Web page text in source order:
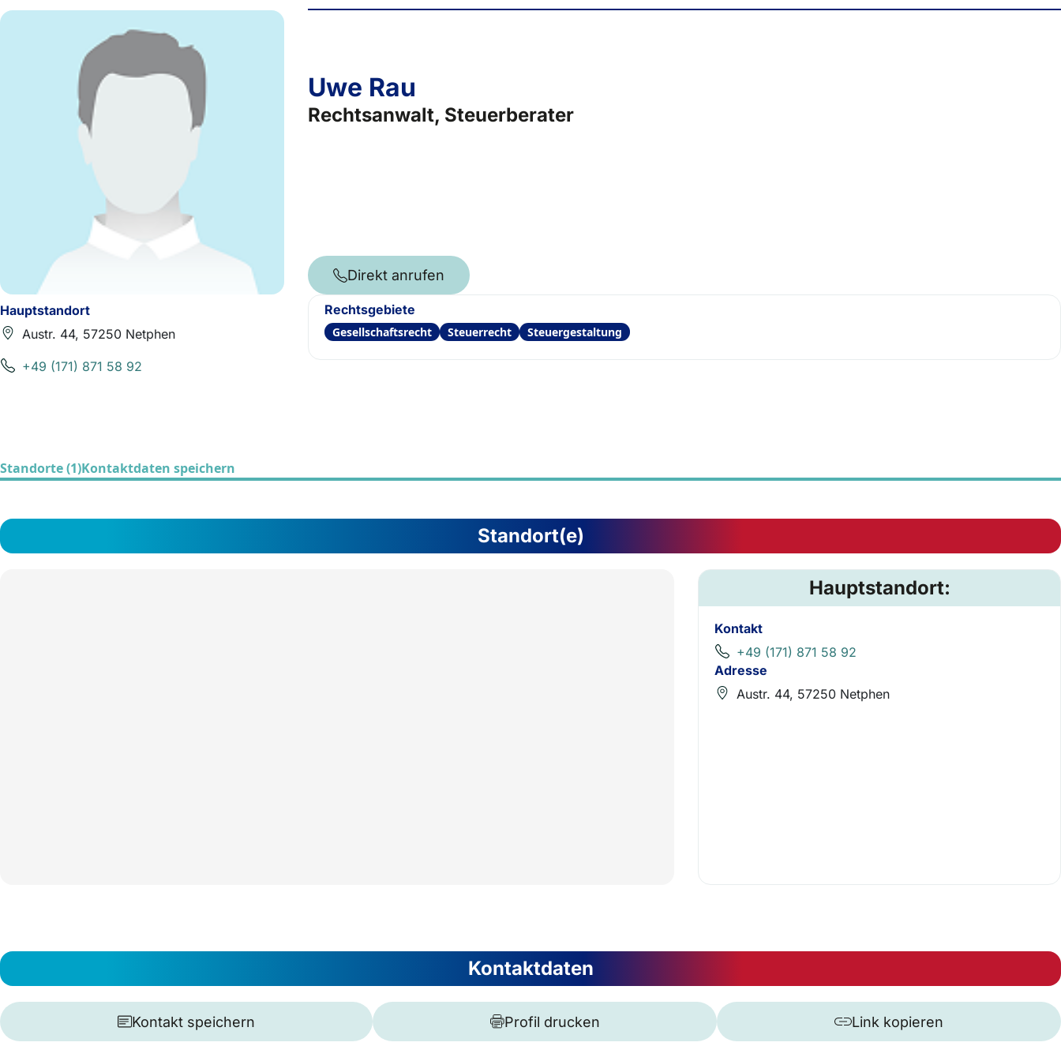
Hauptstandort
Austr. 44, 57250 Netphen
+49 (171) 871 58 92
Uwe Rau
Rechtsanwalt, Steuerberater
Direkt anrufen
Rechtsgebiete
Gesellschaftsrecht Steuerrecht Steuergestaltung
Standorte (1)Kontaktdaten speichern
Standort(e)
Hauptstandort:
Kontakt
+49 (171) 871 58 92
Adresse
Austr. 44, 57250 Netphen
Kontaktdaten
Kontakt speichern Profil drucken Link kopieren